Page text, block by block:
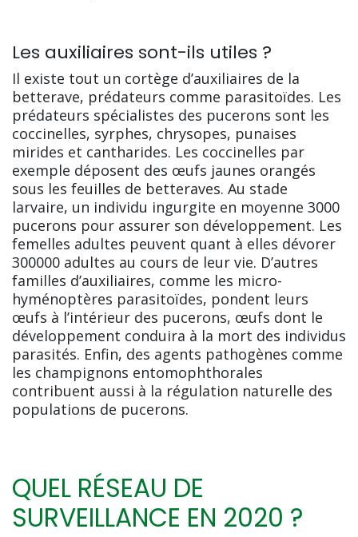
Les auxiliaires sont-ils utiles ?
Il existe tout un cortège d’auxiliaires de la
betterave, prédateurs comme parasitoïdes. Les
prédateurs spécialistes des pucerons sont les
coccinelles, syrphes, chrysopes, punaises
mirides et cantharides. Les coccinelles par
exemple déposent des œufs jaunes orangés
sous les feuilles de betteraves. Au stade
larvaire, un individu ingurgite en moyenne 3000
pucerons pour assurer son développement. Les
femelles adultes peuvent quant à elles dévorer
300000 adultes au cours de leur vie. D’autres
familles d’auxiliaires, comme les micro-
hyménoptères parasitoïdes, pondent leurs
œufs à l’intérieur des pucerons, œufs dont le
développement conduira à la mort des individus
parasités. Enfin, des agents pathogènes comme
les champignons entomophthorales
contribuent aussi à la régulation naturelle des
populations de pucerons.
QUEL RÉSEAU DE
SURVEILLANCE EN 2020 ?